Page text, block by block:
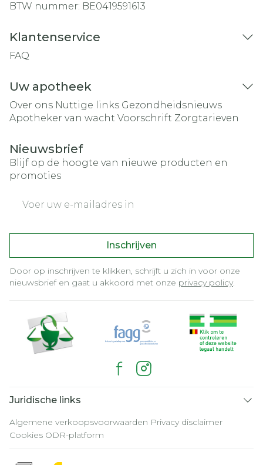
BTW nummer: BE0419591613
Klantenservice
FAQ
Uw apotheek
Over ons Nuttige links Gezondheidsnieuws
Apotheker van wacht Voorschrift Zorgtarieven
Nieuwsbrief
Blijf op de hoogte van nieuwe producten en
promoties
Inschrijven
Door op inschrijven te klikken, schrijft u zich in voor onze
nieuwsbrief en gaat u akkoord met onze privacy policy.
Juridische links
Algemene verkoopsvoorwaarden Privacy disclaimer
Cookies ODR-platform